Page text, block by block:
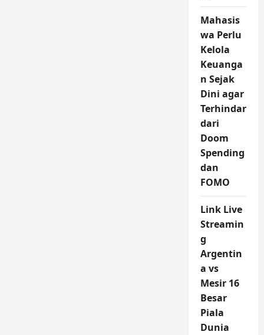
Mahasis
wa Perlu
Kelola
Keuanga
n Sejak
Dini agar
Terhindar
dari
Doom
Spending
dan
FOMO
Link Live
Streamin
g
Argentin
a vs
Mesir 16
Besar
Piala
Dunia